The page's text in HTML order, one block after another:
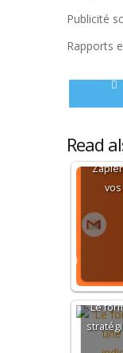
Publicité
Rapports
Read
Le